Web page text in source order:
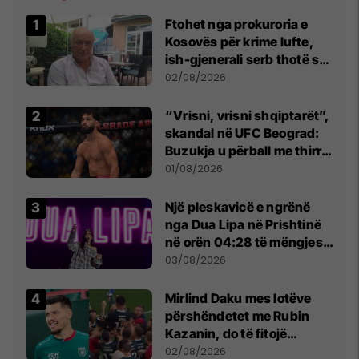
Ftohet nga prokuroria e
Kosovës për krime lufte,
ish-gjenerali serb thotë se
dikush e tradhtoi në
02/08/2026
“Vrisni, vrisni shqiptarët”,
skandal në UFC Beograd:
Buzukja u përball me thirrje
anti-shqiptare nga
01/08/2026
Një pleskavicë e ngrënë
nga Dua Lipa në Prishtinë
në orën 04:28 të mëngjesit
- dhe bota digjitale serbe
03/08/2026
Mirlind Daku mes lotëve
përshëndetet me Rubin
Kazanin, do të fitojë
miliona te Spartak Moska
02/08/2026